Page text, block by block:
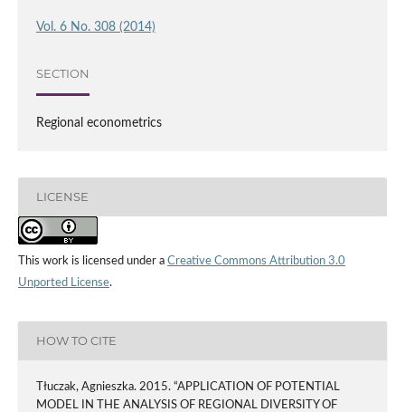
Vol. 6 No. 308 (2014)
SECTION
Regional econometrics
LICENSE
This work is licensed under a Creative Commons Attribution 3.0
Unported License.
HOW TO CITE
Tłuczak, Agnieszka. 2015. “APPLICATION OF POTENTIAL
MODEL IN THE ANALYSIS OF REGIONAL DIVERSITY OF